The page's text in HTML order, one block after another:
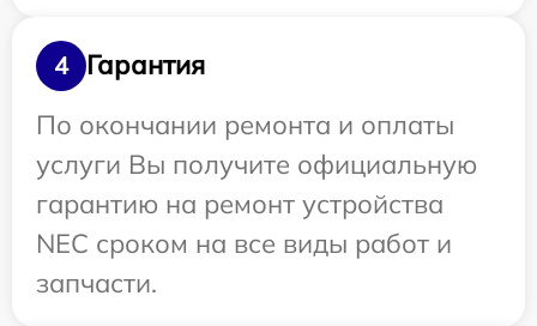
4
Гарантия
По окончании ремонта и оплаты
услуги Вы получите официальную
гарантию на ремонт устройства
NEC сроком на все виды работ и
запчасти.